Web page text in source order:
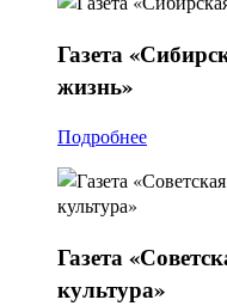
Газета
жизнь»
Подробнее
Газета
культура»